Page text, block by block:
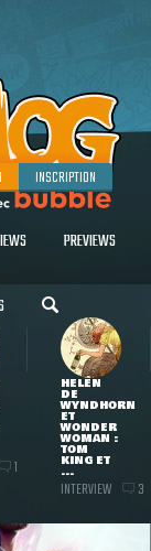
INSCRIPTION
PREVIEWS
1
HELEN
DE
WYNDHORN
ET
WONDER
WOMAN :
TOM
KING ET
...
INTERVIEW 3